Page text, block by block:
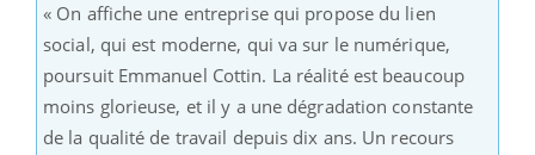
« On affiche une entreprise qui propose du lien
social, qui est moderne, qui va sur le numérique,
poursuit Emmanuel Cottin. La réalité est beaucoup
moins glorieuse, et il y a une dégradation constante
de la qualité de travail depuis dix ans. Un recours